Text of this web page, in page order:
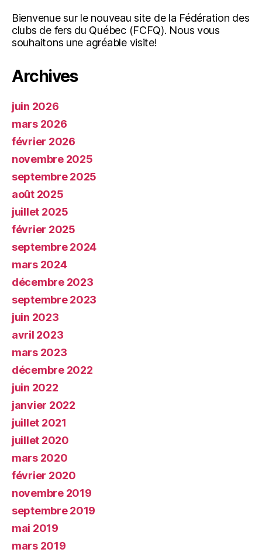
Bienvenue sur le nouveau site de la Fédération des
clubs de fers du Québec (FCFQ). Nous vous
souhaitons une agréable visite!
Archives
juin 2026
mars 2026
février 2026
novembre 2025
septembre 2025
août 2025
juillet 2025
février 2025
septembre 2024
mars 2024
décembre 2023
septembre 2023
juin 2023
avril 2023
mars 2023
décembre 2022
juin 2022
janvier 2022
juillet 2021
juillet 2020
mars 2020
février 2020
novembre 2019
septembre 2019
mai 2019
mars 2019